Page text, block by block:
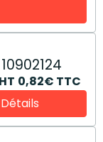
HT 0,82€ TTC
Détails